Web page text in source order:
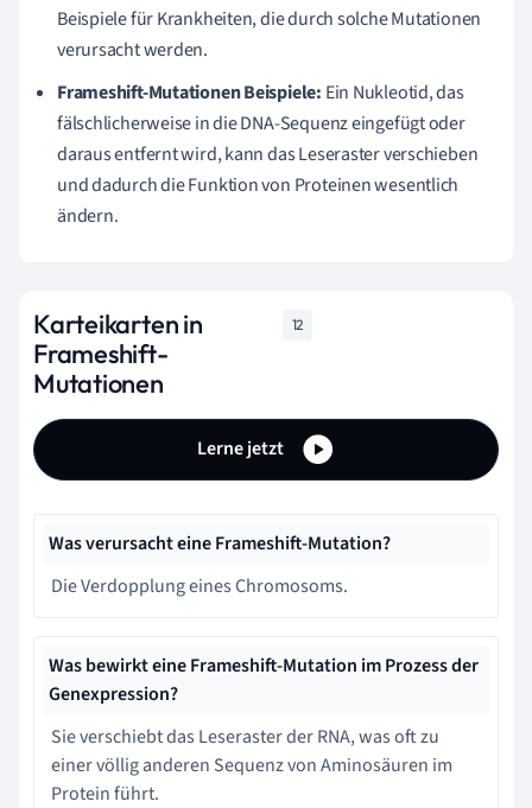
Beispiele für Krankheiten, die durch solche Mutationen
verursacht werden.
Frameshift-Mutationen Beispiele: Ein Nukleotid, das
fälschlicherweise in die DNA-Sequenz eingefügt oder
daraus entfernt wird, kann das Leseraster verschieben
und dadurch die Funktion von Proteinen wesentlich
ändern.
Karteikarten in
Frameshift-
Mutationen
12
Lerne jetzt
Was verursacht eine Frameshift-Mutation?
Die Verdopplung eines Chromosoms.
Was bewirkt eine Frameshift-Mutation im Prozess der
Genexpression?
Sie verschiebt das Leseraster der RNA, was oft zu
einer völlig anderen Sequenz von Aminosäuren im
Protein führt.